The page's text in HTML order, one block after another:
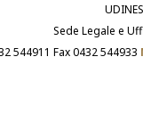
Sede Legale e
544911 Fax 0432 544933